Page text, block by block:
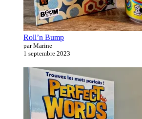
Roll’n Bump
par Marine
1 septembre 2023